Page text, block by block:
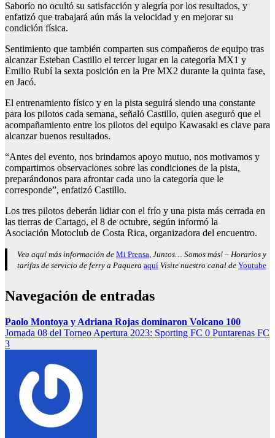
Saborío no ocultó su satisfacción y alegría por los resultados, y
enfatizó que trabajará aún más la velocidad y en mejorar su
condición física.
Sentimiento que también comparten sus compañeros de equipo tras
alcanzar Esteban Castillo el tercer lugar en la categoría MX1 y
Emilio Rubí la sexta posición en la Pre MX2 durante la quinta fase,
en Jacó.
El entrenamiento físico y en la pista seguirá siendo una constante
para los pilotos cada semana, señaló Castillo, quien aseguró que el
acompañamiento entre los pilotos del equipo Kawasaki es clave para
alcanzar buenos resultados.
“Antes del evento, nos brindamos apoyo mutuo, nos motivamos y
compartimos observaciones sobre las condiciones de la pista,
preparándonos para afrontar cada uno la categoría que le
corresponde”, enfatizó Castillo.
Los tres pilotos deberán lidiar con el frío y una pista más cerrada en
las tierras de Cartago, el 8 de octubre, según informó la
Asociación Motoclub de Costa Rica, organizadora del encuentro.
Vea aquí más información de Mi Prensa, Juntos… Somos más! – Horarios y
tarifas de servicio de ferry a Paquera aquí Visite nuestro canal de Youtube
Navegación de entradas
Paolo Montoya y Adriana Rojas dominaron Volcano 100
Jornada 08 del Torneo Apertura 2023: Sporting FC 0 Puntarenas FC
3